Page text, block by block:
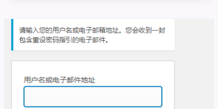
教
程]03：
WORDPRESS
仪
盘